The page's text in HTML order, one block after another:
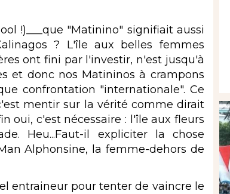
!)___que "Matinino" signifiait aussi
? L'île aux belles femmes
ont fini par l'investir, n'est jusqu'à
et donc nos Matininos à crampons
confrontation "internationale". Ce
mentir sur la vérité comme dirait
oui, c'est nécessaire : l'île aux fleurs
Heu...Faut-il expliciter la chose
Alphonsine, la femme-dehors de
entraineur pour tenter de vaincre le